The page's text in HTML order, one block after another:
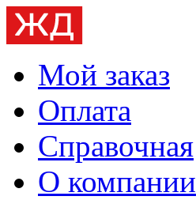
Мой заказ
Оплата
Справочная
О компании